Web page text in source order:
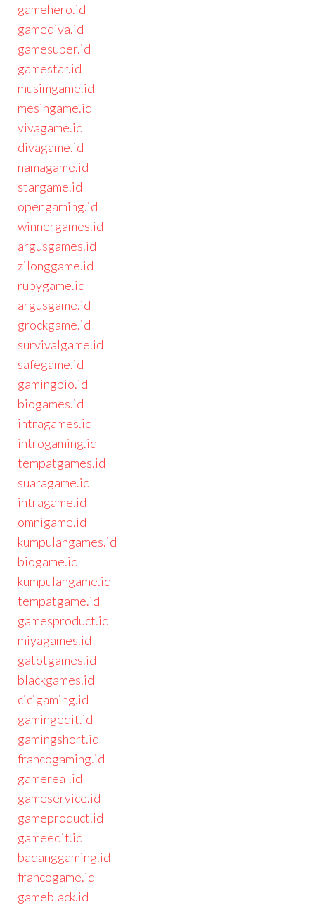
gamehero.id
gamediva.id
gamesuper.id
gamestar.id
musimgame.id
mesingame.id
vivagame.id
divagame.id
namagame.id
stargame.id
opengaming.id
winnergames.id
argusgames.id
zilonggame.id
rubygame.id
argusgame.id
grockgame.id
survivalgame.id
safegame.id
gamingbio.id
biogames.id
intragames.id
introgaming.id
tempatgames.id
suaragame.id
intragame.id
omnigame.id
kumpulangames.id
biogame.id
kumpulangame.id
tempatgame.id
gamesproduct.id
miyagames.id
gatotgames.id
blackgames.id
cicigaming.id
gamingedit.id
gamingshort.id
francogaming.id
gamereal.id
gameservice.id
gameproduct.id
gameedit.id
badanggaming.id
francogame.id
gameblack.id